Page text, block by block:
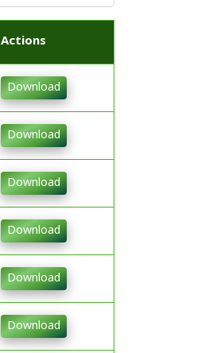
Actions
Download
Download
Download
Download
Download
Download